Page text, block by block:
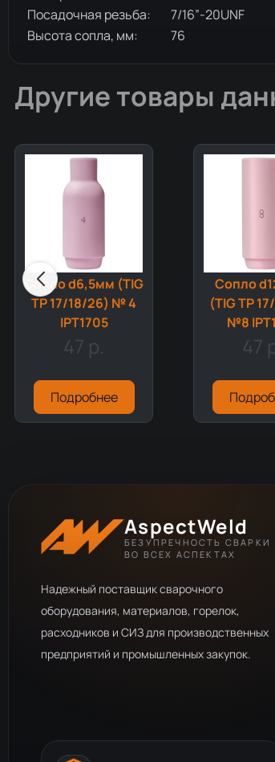
Посадочная резьба:
7/16”-20UNF
Высота сопла, мм:
76
Другие товары
Сопло d6,5мм (TIG
TP 17/18/26) № 4
IPT1705
47 р.
Подробнее
Сопло
(TIG TP
№8
47
AspectWeld
БЕЗУПРЕЧНОСТЬ СВАРКИ
ВО ВСЕХ АСПЕКТАХ
Надежный поставщик сварочного
оборудования, материалов, горелок,
расходников и СИЗ для производственных
предприятий и промышленных закупок.